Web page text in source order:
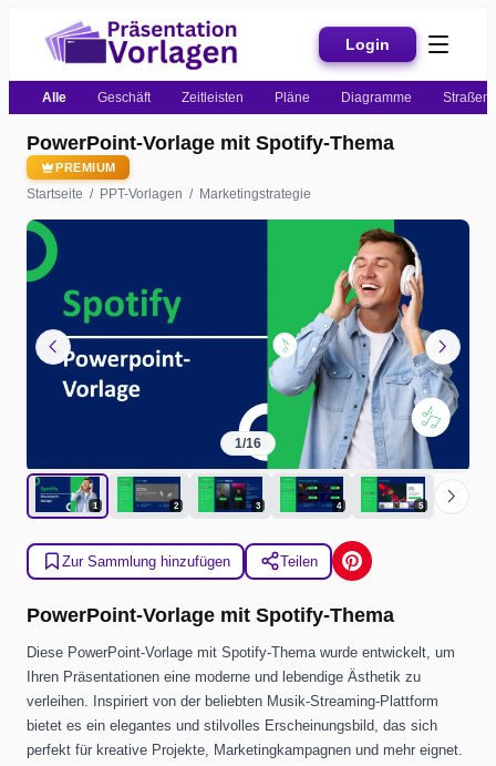
Login
Alle Geschäft Zeitleisten Pläne Diagramme
PowerPoint-Vorlage mit Spotify-Thema
PREMIUM
Startseite / PPT-Vorlagen / Marketingstrategie
chevron_left chevron_right
1/16
1 2 3 4 5 chevron_right
Zur Sammlung hinzufügen Teilen
PowerPoint-Vorlage mit Spotify-Thema
Diese PowerPoint-Vorlage mit Spotify-Thema wurde entwickelt, um
Ihren Präsentationen eine moderne und lebendige Ästhetik zu
verleihen. Inspiriert von der beliebten Musik-Streaming-Plattform
bietet es ein elegantes und stilvolles Erscheinungsbild, das sich
perfekt für kreative Projekte, Marketingkampagnen und mehr eignet.